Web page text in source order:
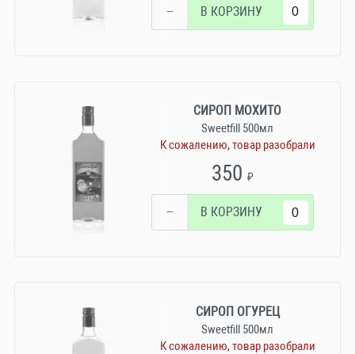
− В КОРЗИНУ
СИРОП МОХИТО
Sweetfill 500мл
К сожалению, товар разобрали
350₽
− В КОРЗИНУ
СИРОП ОГУРЕЦ
Sweetfill 500мл
К сожалению, товар разобрали